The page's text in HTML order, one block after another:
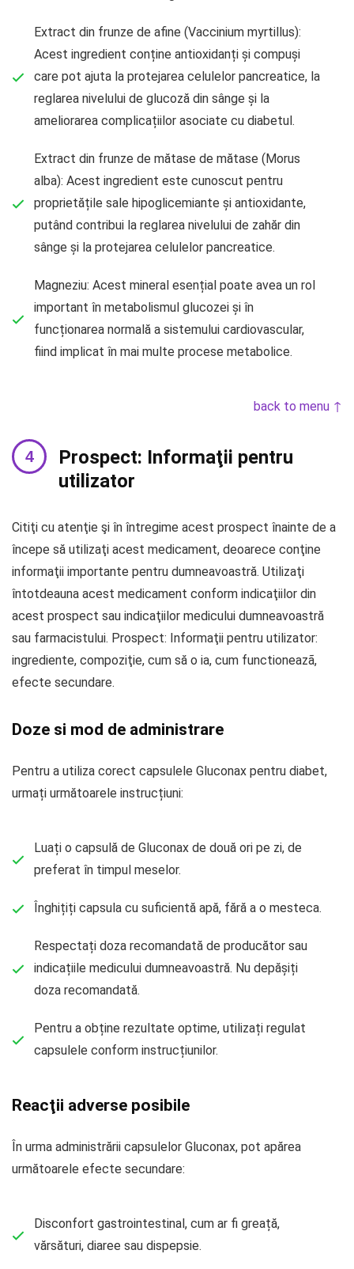
Extract din frunze de afine (Vaccinium myrtillus):
Acest ingredient conține antioxidanți și compuși
care pot ajuta la protejarea celulelor pancreatice, la
reglarea nivelului de glucoză din sânge și la
ameliorarea complicațiilor asociate cu diabetul.
Extract din frunze de mătase de mătase (Morus
alba): Acest ingredient este cunoscut pentru
proprietățile sale hipoglicemiante și antioxidante,
putând contribui la reglarea nivelului de zahăr din
sânge și la protejarea celulelor pancreatice.
Magneziu: Acest mineral esențial poate avea un rol
important în metabolismul glucozei și în
funcționarea normală a sistemului cardiovascular,
fiind implicat în mai multe procese metabolice.
back to menu ↑
Prospect: Informaţii pentru
utilizator
Citiţi cu atenţie şi în întregime acest prospect înainte de a
începe să utilizaţi acest medicament, deoarece conţine
informaţii importante pentru dumneavoastră. Utilizaţi
întotdeauna acest medicament conform indicaţiilor din
acest prospect sau indicaţiilor medicului dumneavoastră
sau farmacistului. Prospect: Informaţii pentru utilizator:
ingrediente, compoziţie, cum să o ia, cum functioneazã,
efecte secundare.
Doze si mod de administrare
Pentru a utiliza corect capsulele Gluconax pentru diabet,
urmați următoarele instrucțiuni:
Luați o capsulă de Gluconax de două ori pe zi, de
preferat în timpul meselor.
Înghițiți capsula cu suficientă apă, fără a o mesteca.
Respectați doza recomandată de producător sau
indicațiile medicului dumneavoastră. Nu depășiți
doza recomandată.
Pentru a obține rezultate optime, utilizați regulat
capsulele conform instrucțiunilor.
Reacţii adverse posibile
În urma administrării capsulelor Gluconax, pot apărea
următoarele efecte secundare:
Disconfort gastrointestinal, cum ar fi greață,
vărsături, diaree sau dispepsie.